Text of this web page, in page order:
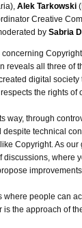
Alek Tarkowski
Creative
by Sabria
reveals all three of
digital society
the rights of
way, through
technical
Copyright. As our
discussions, where
people can
the approach of